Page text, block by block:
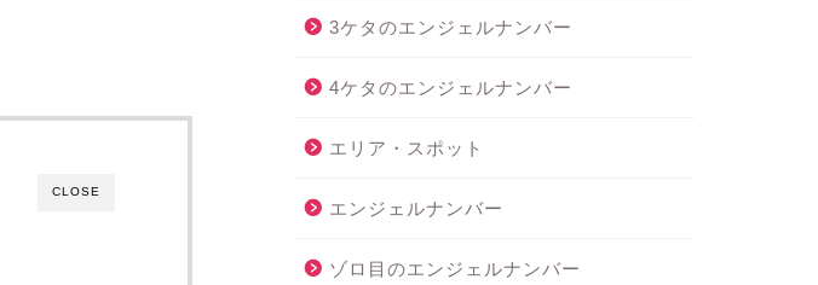
CLOSE
3ケタのエンジェルナンバー
4ケタのエンジェルナンバー
エリア・スポット
エンジェルナンバー
ゾロ目のエンジェルナンバー